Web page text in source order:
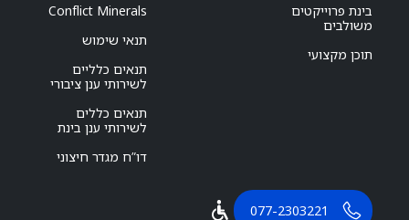
בינת פרוייקטים
משולבים
תוכן מקצועי
Conflict Minerals
תנאי שימוש
תנאים כלליים
לשירותי ענן ציבורי
תנאים כללים
לשירותי ענן בינת
דו”ח מגדר חיצוני
077-2303221